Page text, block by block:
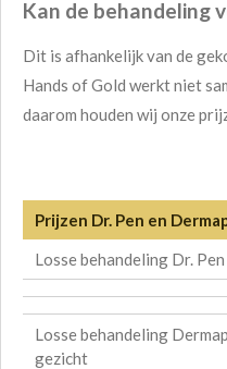
Kan de behandeling
Dit is afhankelijk van de
Hands of Gold werkt niet
daarom houden wij onze
Prijzen Dr. Pen en
Losse behandeling Dr.
Losse behandeling
gezicht